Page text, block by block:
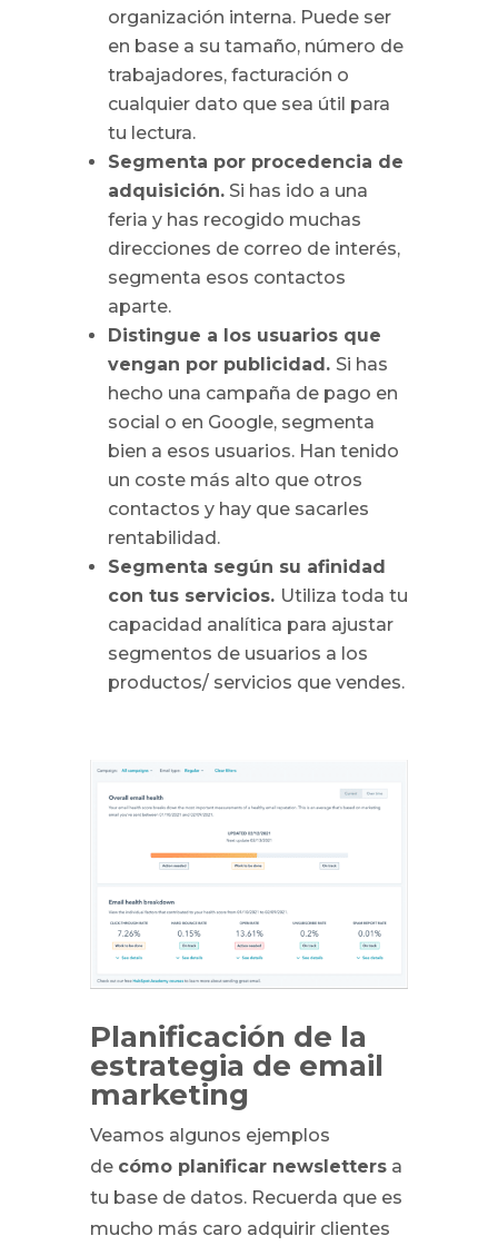
organización interna. Puede ser
en base a su tamaño, número de
trabajadores, facturación o
cualquier dato que sea útil para
tu lectura.
Segmenta por procedencia de
adquisición.Si has ido a una
feria y has recogido muchas
direcciones de correo de interés,
segmenta esos contactos
aparte.
Distingue a los usuarios que
vengan por publicidad. Si has
hecho una campaña de pago en
social o en Google, segmenta
bien a esos usuarios. Han tenido
un coste más alto que otros
contactos y hay que sacarles
rentabilidad.
Segmenta según su afinidad
con tus servicios. Utiliza toda tu
capacidad analítica para ajustar
segmentos de usuarios a los
productos/ servicios que vendes.
Planificación de la
estrategia de email
marketing
Veamos algunos ejemplos
de cómo planificar newslettersa
tu base de datos. Recuerda que es
mucho más caro adquirir clientes